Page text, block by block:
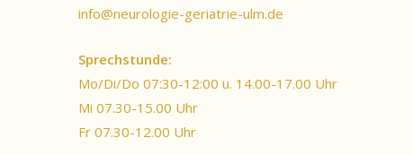
info@neurologie-geriatrie-ulm.de
Sprechstunde:
Mo/Di/Do 07:30-12:00 u. 14.00-17.00 Uhr
Mi 07.30-15.00 Uhr
Fr 07.30-12.00 Uhr